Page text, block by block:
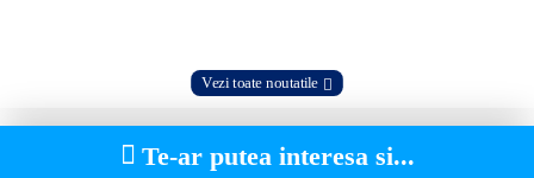
Vezi toate noutatile
Te-ar putea interesa si...